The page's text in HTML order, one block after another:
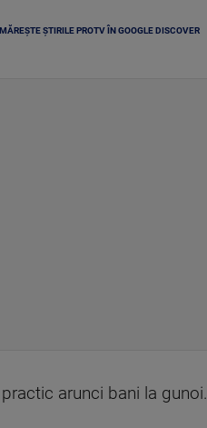
ȘTIRILE PROTV ÎN GOOGLE DISCOVER
arunci bani la gunoi.